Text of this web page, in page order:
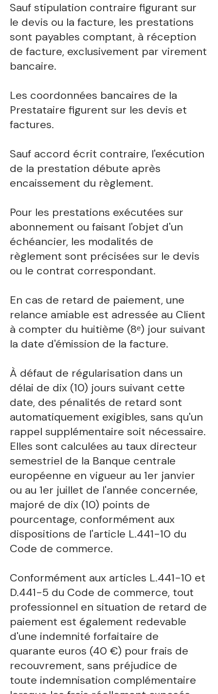
Sauf stipulation contraire figurant sur
le devis ou la facture, les prestations
sont payables comptant, à réception
de facture, exclusivement par virement
bancaire.
Les coordonnées bancaires de la
Prestataire figurent sur les devis et
factures.
Sauf accord écrit contraire, l'exécution
de la prestation débute après
encaissement du règlement.
Pour les prestations exécutées sur
abonnement ou faisant l'objet d'un
échéancier, les modalités de
règlement sont précisées sur le devis
ou le contrat correspondant.
En cas de retard de paiement, une
relance amiable est adressée au Client
à compter du huitième (8ᵉ) jour suivant
la date d'émission de la facture.
À défaut de régularisation dans un
délai de dix (10) jours suivant cette
date, des pénalités de retard sont
automatiquement exigibles, sans qu'un
rappel supplémentaire soit nécessaire.
Elles sont calculées au taux directeur
semestriel de la Banque centrale
européenne en vigueur au 1er janvier
ou au 1er juillet de l'année concernée,
majoré de dix (10) points de
pourcentage, conformément aux
dispositions de l'article L.441-10 du
Code de commerce.
Conformément aux articles L.441-10 et
D.441-5 du Code de commerce, tout
professionnel en situation de retard de
paiement est également redevable
d'une indemnité forfaitaire de
quarante euros (40 €) pour frais de
recouvrement, sans préjudice de
toute indemnisation complémentaire